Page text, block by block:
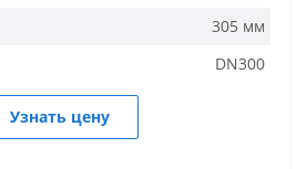
305 мм
DN300
Узнать цену